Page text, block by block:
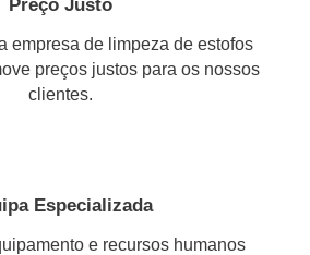
Preço Justo
empresa de limpeza de estofos
preços justos para os nossos
clientes.
Especializada
e recursos humanos